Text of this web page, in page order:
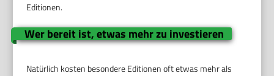
Editionen.
Wer bereit ist, etwas mehr zu investieren
Natürlich kosten besondere Editionen oft etwas mehr als